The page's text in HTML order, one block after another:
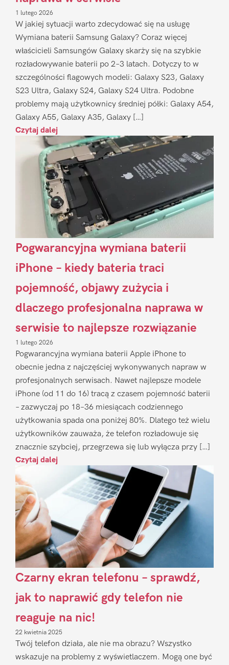
1 lutego 2026
W jakiej sytuacji warto zdecydować się na usługę
Wymiana baterii Samsung Galaxy? Coraz więcej
właścicieli Samsungów Galaxy skarży się na szybkie
rozładowywanie baterii po 2–3 latach. Dotyczy to w
szczególności flagowych modeli: Galaxy S23, Galaxy
S23 Ultra, Galaxy S24, Galaxy S24 Ultra. Podobne
problemy mają użytkownicy średniej półki: Galaxy A54,
Galaxy A55, Galaxy A35, Galaxy […]
Czytaj dalej
Pogwarancyjna wymiana baterii
iPhone – kiedy bateria traci
pojemność, objawy zużycia i
dlaczego profesjonalna naprawa w
serwisie to najlepsze rozwiązanie
1 lutego 2026
Pogwarancyjna wymiana baterii Apple iPhone to
obecnie jedna z najczęściej wykonywanych napraw w
profesjonalnych serwisach. Nawet najlepsze modele
iPhone (od 11 do 16) tracą z czasem pojemność baterii
– zazwyczaj po 18–36 miesiącach codziennego
użytkowania spada ona poniżej 80%. Dlatego też wielu
użytkowników zauważa, że telefon rozładowuje się
znacznie szybciej, przegrzewa się lub wyłącza przy […]
Czytaj dalej
Czarny ekran telefonu – sprawdź,
jak to naprawić gdy telefon nie
reaguje na nic!
22 kwietnia 2025
Twój telefon działa, ale nie ma obrazu? Wszystko
wskazuje na problemy z wyświetlaczem. Mogą one być